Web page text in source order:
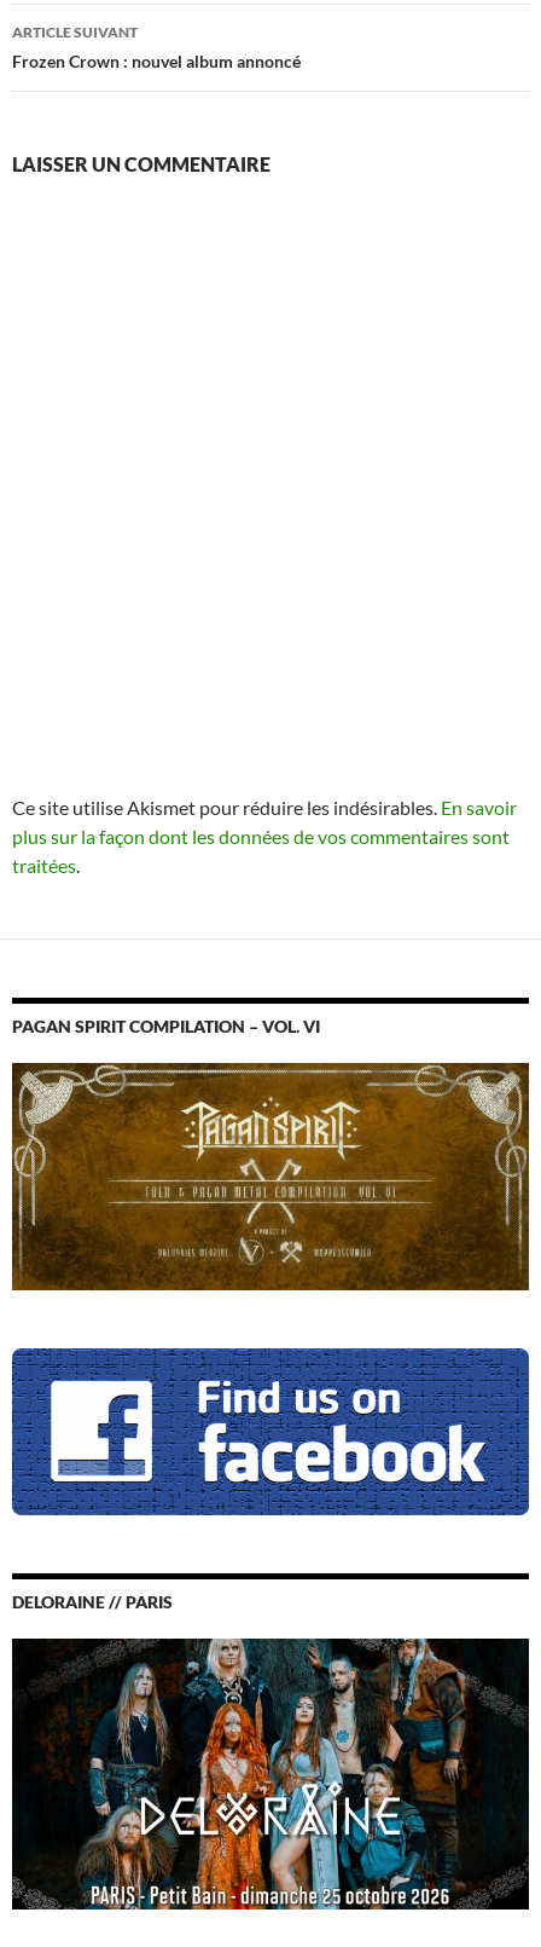
articles
ARTICLE SUIVANT
Frozen Crown : nouvel album annoncé
LAISSER UN COMMENTAIRE
Ce site utilise Akismet pour réduire les indésirables. En savoir
plus sur la façon dont les données de vos commentaires sont
traitées.
PAGAN SPIRIT COMPILATION – VOL. VI
DELORAINE // PARIS